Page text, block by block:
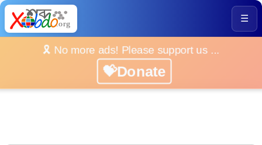
☰
🎗️ No more ads! Please support us ...
💝Donate